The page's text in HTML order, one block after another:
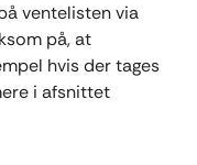
ventelisten via
på, at
hvis der tages
i afsnittet